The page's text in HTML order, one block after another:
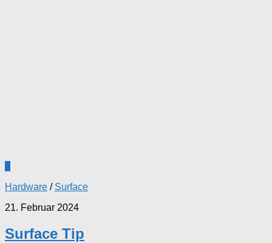
Hardware / Surface
21. Februar 2024
Surface Tip